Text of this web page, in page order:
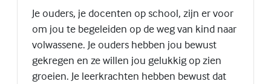
Je ouders, je docenten op school, zijn er voor
om jou te begeleiden op de weg van kind naar
volwassene. Je ouders hebben jou bewust
gekregen en ze willen jou gelukkig op zien
groeien. Je leerkrachten hebben bewust dat